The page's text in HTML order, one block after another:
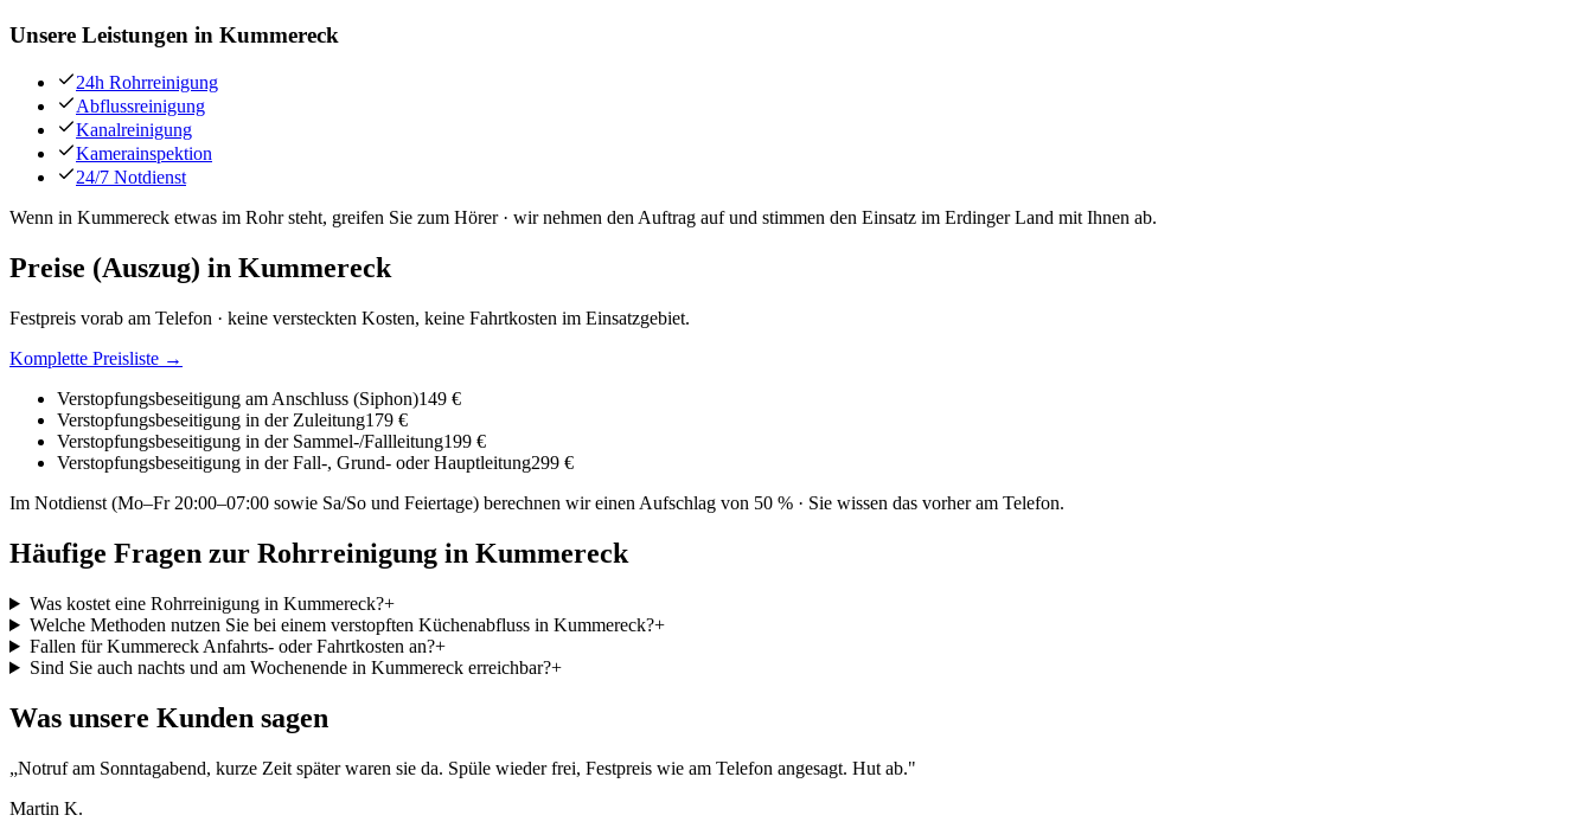
Unsere Leistungen in Kummereck
24h Rohrreinigung
Abflussreinigung
Kanalreinigung
Kamerainspektion
24/7 Notdienst
Wenn in Kummereck etwas im Rohr steht, greifen Sie zum Hörer · wir nehmen den Auftrag auf und stimmen den Einsatz im Erdinger Land mit Ihnen ab.
Preise (Auszug) in Kummereck
Festpreis vorab am Telefon · keine versteckten Kosten, keine Fahrtkosten im Einsatzgebiet.
Komplette Preisliste →
Verstopfungsbeseitigung am Anschluss (Siphon)149 €
Verstopfungsbeseitigung in der Zuleitung179 €
Verstopfungsbeseitigung in der Sammel-/Fallleitung199 €
Verstopfungsbeseitigung in der Fall-, Grund- oder Hauptleitung299 €
Im Notdienst (Mo–Fr 20:00–07:00 sowie Sa/So und Feiertage) berechnen wir einen Aufschlag von 50 % · Sie wissen das vorher am Telefon.
Häufige Fragen zur Rohrreinigung in Kummereck
Was kostet eine Rohrreinigung in Kummereck?+
Welche Methoden nutzen Sie bei einem verstopften Küchenabfluss in Kummereck?+
Fallen für Kummereck Anfahrts- oder Fahrtkosten an?+
Sind Sie auch nachts und am Wochenende in Kummereck erreichbar?+
Was unsere Kunden sagen
„Notruf am Sonntagabend, kurze Zeit später waren sie da. Spüle wieder frei, Festpreis wie am Telefon angesagt. Hut ab."
Martin K.